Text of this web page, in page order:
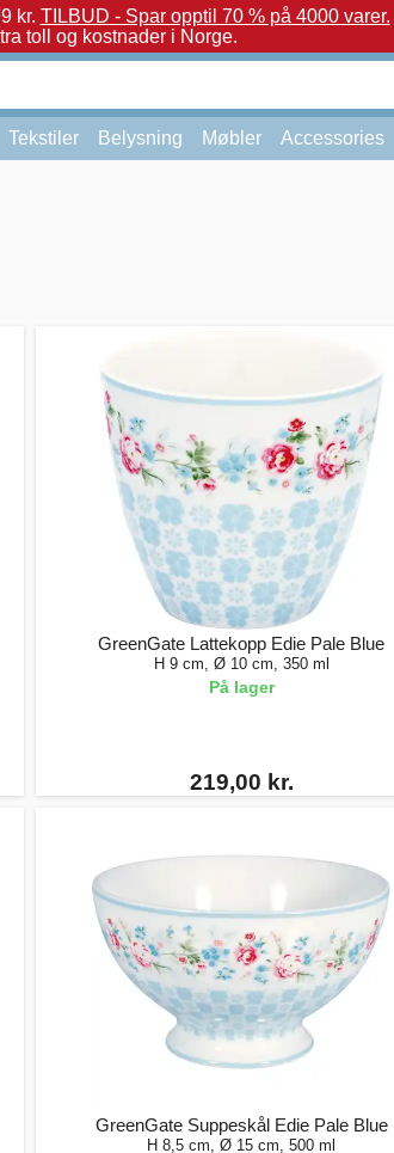
kr. TILBUD - Spar opptil 70 % på 4000 varer.
toll og kostnader i Norge.
Tekstiler Belysning Møbler Accessories
GreenGate Lattekopp Edie Pale Blue
H 9 cm, Ø 10 cm, 350 ml
På lager
219,00 kr.
GreenGate Suppeskål Edie Pale Blue
H 8,5 cm, Ø 15 cm, 500 ml